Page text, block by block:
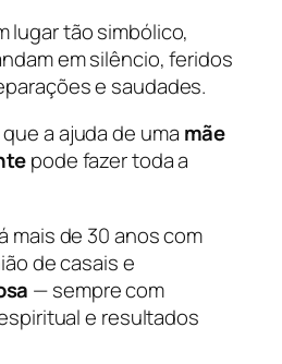
lugar tão simbólico,
em silêncio, feridos
e saudades.
a ajuda de uma mãe
pode fazer toda a
mais de 30 anos com
de casais e
— sempre com
e resultados